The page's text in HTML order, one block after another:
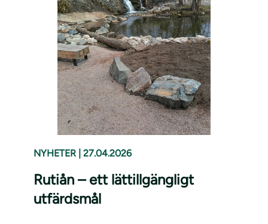
NYHETER 27.04.2026
Rutiån – ett lättillgängligt
utfärdsmål